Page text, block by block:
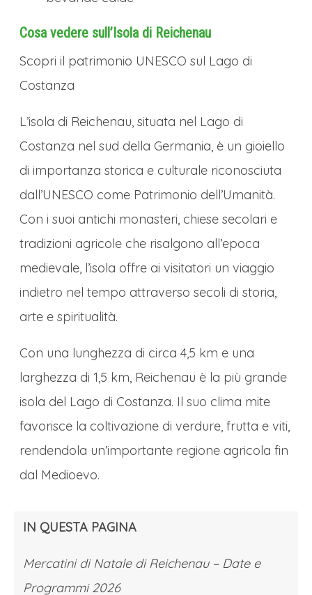
Magenbrot (biscotti speziati) e castagne
arrostite si mescola al fresco profumo del
lago, mentre i visitatori si raccolgono
al rum. Una delle attrazioni più amate è la
grande ruota panoramica che regala
viste mozzafiato sulla città illuminata e
sulle acque scintillanti. Qui, Natale significa
anche musica dal vivo, eventi culturali e
quel senso di comunità che trasforma
ogni visita in un ricordo indelebile, sospeso
tra passato e presente.
CENA E PERNOTTAMENTO
Cena in hotel e pernottamento.
Mercatini di Natale sul Lago di Costanza: Giorno
2
COLAZIONE
Colazione in hotel.
L’ISOLA DI REICHENAU, PATRIMONIO
Dopo la colazione il gruppo si sposterà
gioiello UNESCO sul Lago di Costanza, che
Cosa vedere sull’Isola di Reichenau
Scopri il patrimonio UNESCO sul Lago di
Costanza
L’isola di Reichenau, situata nel Lago di
Costanza nel sud della Germania, è un gioiello
di importanza storica e culturale riconosciuta
dall’UNESCO come Patrimonio dell’Umanità.
Con i suoi antichi monasteri, chiese secolari e
tradizioni agricole che risalgono all’epoca
medievale, l’isola offre ai visitatori un viaggio
indietro nel tempo attraverso secoli di storia,
arte e spiritualità.
Con una lunghezza di circa 4,5 km e una
larghezza di 1,5 km, Reichenau è la più grande
isola del Lago di Costanza. Il suo clima mite
favorisce la coltivazione di verdure, frutta e viti,
rendendola un’importante regione agricola fin
dal Medioevo.
IN QUESTA PAGINA
Mercatini di Natale di Reichenau – Date e
Programmi 2026